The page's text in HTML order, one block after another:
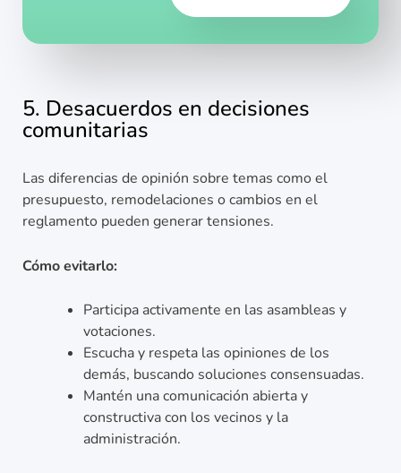
5. Desacuerdos en decisiones
comunitarias
Las diferencias de opinión sobre temas como el
presupuesto, remodelaciones o cambios en el
reglamento pueden generar tensiones.
Cómo evitarlo:
Participa activamente en las asambleas y
votaciones.
Escucha y respeta las opiniones de los
demás, buscando soluciones consensuadas.
Mantén una comunicación abierta y
constructiva con los vecinos y la
administración.